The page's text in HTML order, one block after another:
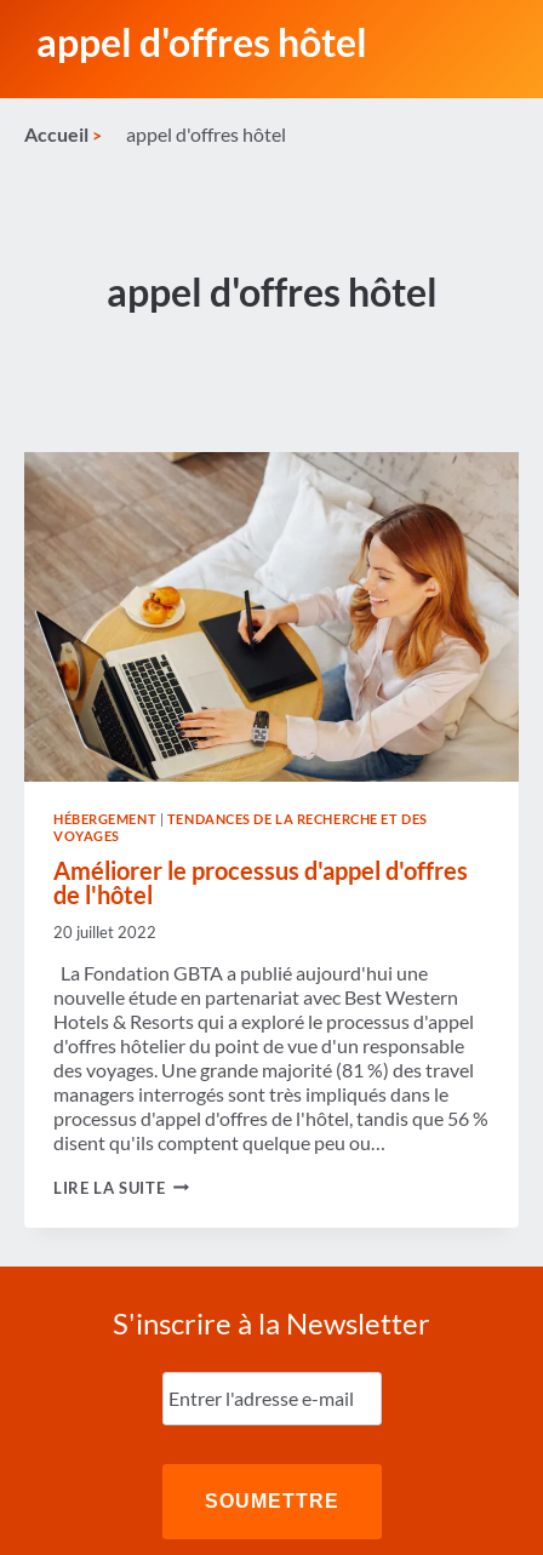
appel d'offres hôtel
Accueil appel d'offres hôtel
appel d'offres hôtel
HÉBERGEMENT | TENDANCES DE LA RECHERCHE ET DES
VOYAGES
Améliorer le processus d'appel d'offres
de l'hôtel
20 juillet 2022
La Fondation GBTA a publié aujourd'hui une
nouvelle étude en partenariat avec Best Western
Hotels & Resorts qui a exploré le processus d'appel
d'offres hôtelier du point de vue d'un responsable
des voyages. Une grande majorité (81 %) des travel
managers interrogés sont très impliqués dans le
processus d'appel d'offres de l'hôtel, tandis que 56 %
disent qu'ils comptent quelque peu ou…
LIRE LA SUITEAMÉLIORER
S'inscrire à la Newsletter
Entrez
l'e-
mail